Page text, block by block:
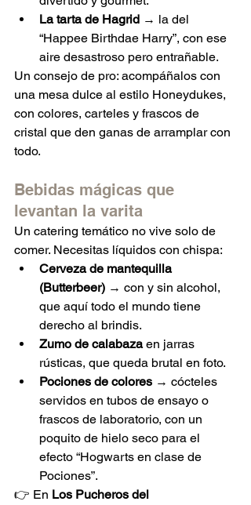
La tarta de Hagrid → la del
“Happee Birthdae Harry”, con ese
aire desastroso pero entrañable.
Un consejo de pro: acompáñalos con
una mesa dulce al estilo Honeydukes,
con colores, carteles y frascos de
cristal que den ganas de arramplar con
todo.
Bebidas mágicas que
levantan la varita
Un catering temático no vive solo de
comer. Necesitas líquidos con chispa:
Cerveza de mantequilla
(Butterbeer) → con y sin alcohol,
que aquí todo el mundo tiene
derecho al brindis.
Zumo de calabaza en jarras
rústicas, que queda brutal en foto.
Pociones de colores → cócteles
servidos en tubos de ensayo o
frascos de laboratorio, con un
poquito de hielo seco para el
efecto “Hogwarts en clase de
Pociones”.
👉 En Los Pucheros del